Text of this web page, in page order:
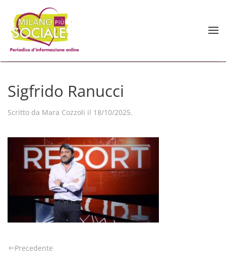
Skip to main content
Sigfrido Ranucci
Scritto da Mara Cozzoli il 18/10/2025.
Precedente